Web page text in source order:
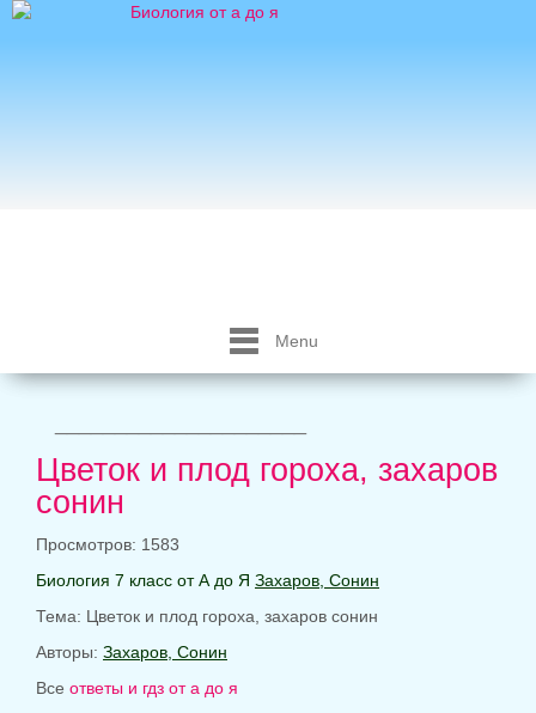
Menu
Цветок и плод гороха, захаров
сонин
Просмотров: 1583
Биология 7 класс от А до Я Захаров, Сонин
Тема: Цветок и плод гороха, захаров сонин
Авторы: Захаров, Сонин
Все ответы и гдз от а до я